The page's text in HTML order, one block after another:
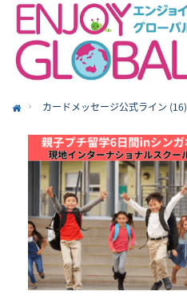
カードメッセージ公式ライン (16)